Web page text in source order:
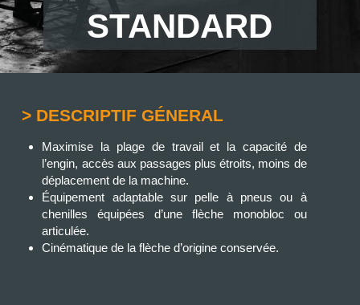
STANDARD
> DESCRIPTIF GÉNERAL
Maximise la plage de travail et la capacité de
l’engin, accès aux passages plus étroits, moins de
déplacement de la machine.
Équipement adaptable sur pelle à pneus ou à
chenilles équipées d’une flèche monobloc ou
articulée.
Cinématique de la flèche d’origine conservée.